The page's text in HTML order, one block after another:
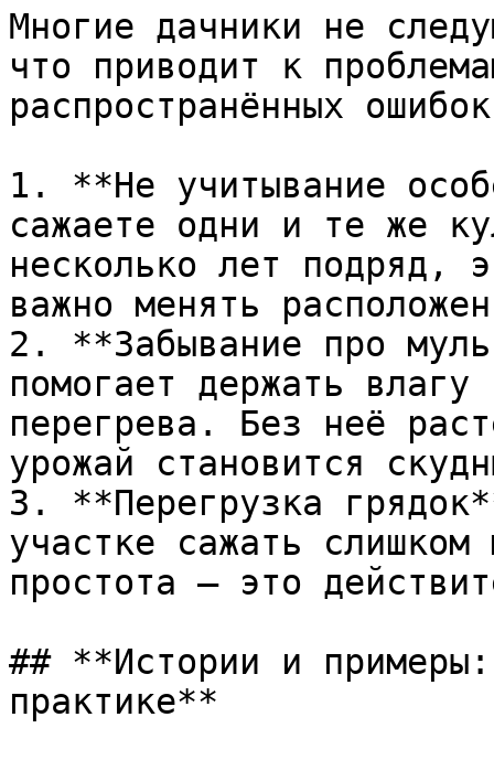
Многие дачники не
что приводит к
распространённых
1. **Не учитывание
сажаете одни и те же
несколько лет подряд,
важно менять
2. **Забывание про
помогает держать
перегрева. Без неё
урожай становится
3. **Перегрузка
участке сажать
простота — это
## **Истории и
практике**